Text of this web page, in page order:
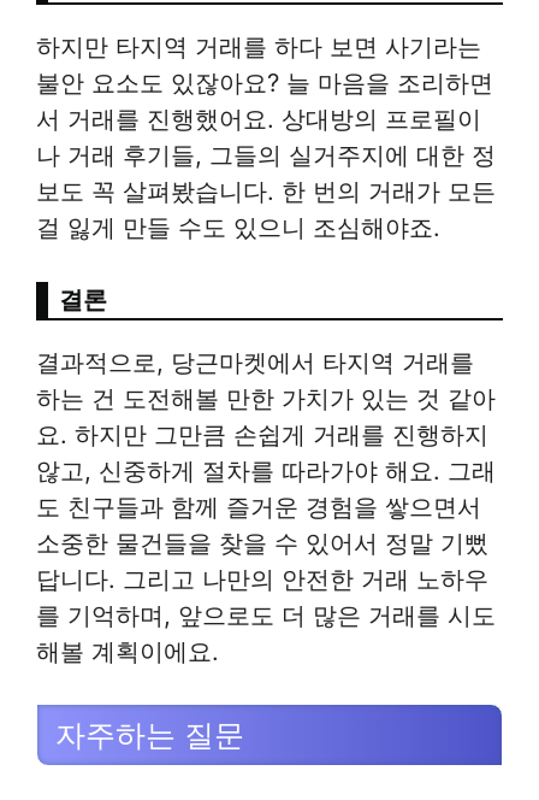
하지만 타지역 거래를 하다 보면 사기라는
불안 요소도 있잖아요? 늘 마음을 조리하면
서 거래를 진행했어요. 상대방의 프로필이
나 거래 후기들, 그들의 실거주지에 대한 정
보도 꼭 살펴봤습니다. 한 번의 거래가 모든
걸 잃게 만들 수도 있으니 조심해야죠.
결론
결과적으로, 당근마켓에서 타지역 거래를
하는 건 도전해볼 만한 가치가 있는 것 같아
요. 하지만 그만큼 손쉽게 거래를 진행하지
않고, 신중하게 절차를 따라가야 해요. 그래
도 친구들과 함께 즐거운 경험을 쌓으면서
소중한 물건들을 찾을 수 있어서 정말 기뻤
답니다. 그리고 나만의 안전한 거래 노하우
를 기억하며, 앞으로도 더 많은 거래를 시도
해볼 계획이에요.
자주하는 질문